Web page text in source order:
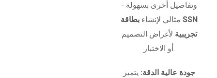
وتفاصيل أخرى بسهولة -
مثالي لإنشاء بطاقة SSN
تجريبية لأغراض التصميم
أو الاختبار.
جودة عالية الدقة: يتميز